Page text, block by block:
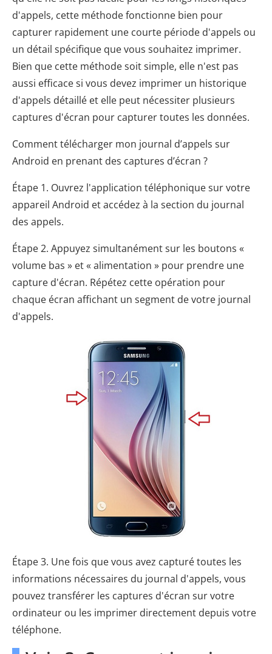
d'appels, cette méthode fonctionne bien pour
capturer rapidement une courte période d'appels ou
un détail spécifique que vous souhaitez imprimer.
Bien que cette méthode soit simple, elle n'est pas
aussi efficace si vous devez imprimer un historique
d'appels détaillé et elle peut nécessiter plusieurs
captures d'écran pour capturer toutes les données.
Comment télécharger mon journal d’appels sur
Android en prenant des captures d’écran ?
Étape 1. Ouvrez l'application téléphonique sur votre
appareil Android et accédez à la section du journal
des appels.
Étape 2. Appuyez simultanément sur les boutons «
volume bas » et « alimentation » pour prendre une
capture d'écran. Répétez cette opération pour
chaque écran affichant un segment de votre journal
d'appels.
Étape 3. Une fois que vous avez capturé toutes les
informations nécessaires du journal d'appels, vous
pouvez transférer les captures d'écran sur votre
ordinateur ou les imprimer directement depuis votre
téléphone.